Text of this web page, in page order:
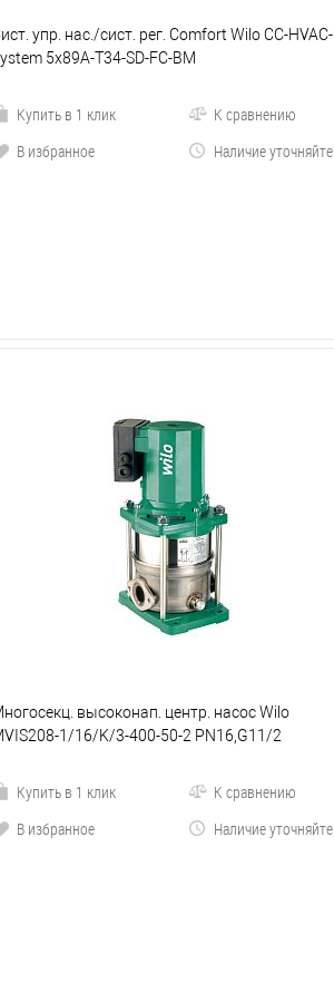
упр. нас./сист. рег. Comfort Wilo CC-HVAC-
5x89A-T34-SD-FC-BM
Купить в 1 клик
К сравнению
В избранное
Наличие уточняйте
высоконап. центр. насос Wilo
1/16/K/3-400-50-2 PN16,G11/2
Купить в 1 клик
К сравнению
В избранное
Наличие уточняйте